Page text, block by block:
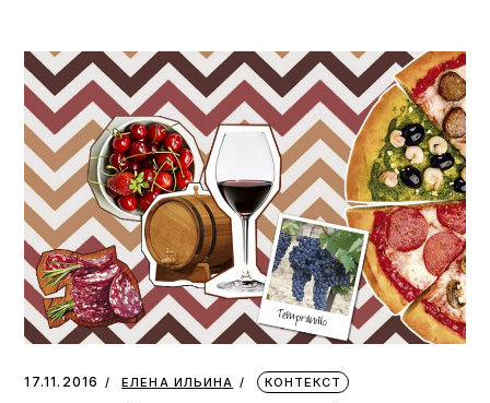
17.11.2016 ЕЛЕНА ИЛЬИНА КОНТЕКСТ